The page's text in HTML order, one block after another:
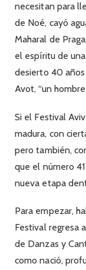
necesitan para
de Noé, cayó
Maharal de
el espíritu de
desierto 40
Avot, “un
Si el Festival
madura, con
pero también,
que el número
nueva etapa
Para empezar,
Festival regresa
de Danzas y
como nació,